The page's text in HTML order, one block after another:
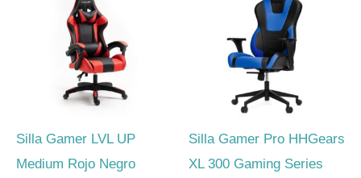
Silla Gamer LVL UP
Medium Rojo Negro
Silla Gamer Pro HHGears
XL 300 Gaming Series